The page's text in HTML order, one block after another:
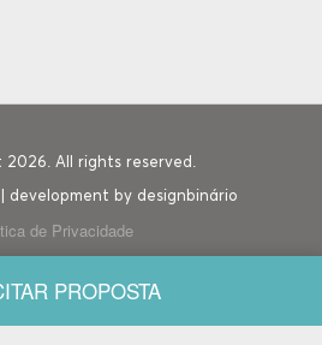
PROPOSTA
2026. All rights reserved.
| development by designbinário
de Privacidade